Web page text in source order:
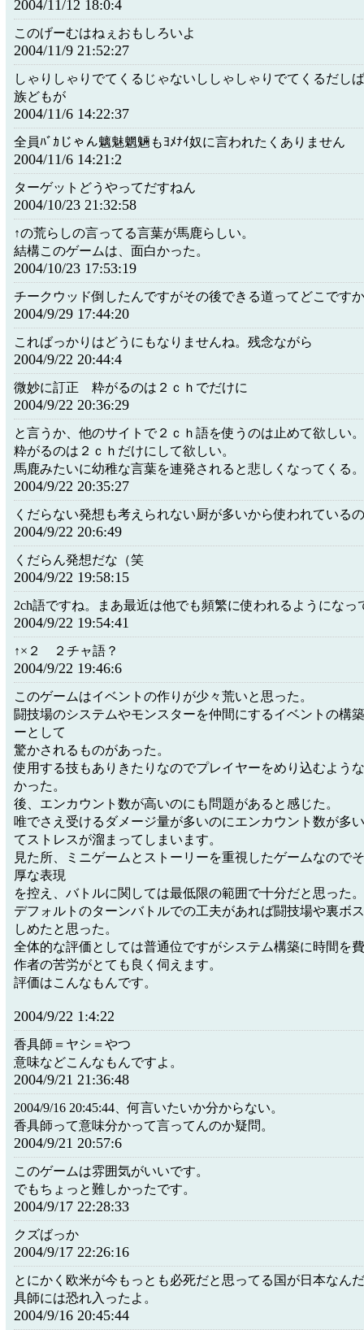
2004/11/12 18:0:4
このげーむはねぇおもしろいよ
2004/11/9 21:52:27
しゃりしゃりでてくるじゃないししゃしゃりでてくるだし
族どもが
2004/11/6 14:22:37
全員ﾊﾞｶじゃん魑魅魍魎もﾖﾒﾅｲ奴に言われたくありません
2004/11/6 14:21:2
ターゲットどうやってだすねん
2004/10/23 21:32:58
↑の荒らしの言ってる言葉が馬鹿らしい。
結構このゲームは、面白かった。
2004/10/23 17:53:19
チークウッド倒したんですがその後できる道ってどこです
2004/9/29 17:44:20
こればっかりはどうにもなりませんね。残念ながら
2004/9/22 20:44:4
微妙に訂正 粋がるのは２ｃｈでだけに
2004/9/22 20:36:29
と言うか、他のサイトで２ｃｈ語を使うのは止めて欲しい。
粋がるのは２ｃｈだけにして欲しい。
馬鹿みたいに幼稚な言葉を連発されると悲しくなってくる。
2004/9/22 20:35:27
くだらない発想も考えられない厨が多いから使われている
2004/9/22 20:6:49
くだらん発想だな（笑
2004/9/22 19:58:15
2ch語ですね。まあ最近は他でも頻繁に使われるようになっ
2004/9/22 19:54:41
↑×２ ２チャ語？
2004/9/22 19:46:6
このゲームはイベントの作りが少々荒いと思った。
闘技場のシステムやモンスターを仲間にするイベントの構
ーとして
驚かされるものがあった。
使用する技もありきたりなのでプレイヤーをめり込むよう
かった。
後、エンカウント数が高いのにも問題があると感じた。
唯でさえ受けるダメージ量が多いのにエンカウント数が多
てストレスが溜まってしまいます。
見た所、ミニゲームとストーリーを重視したゲームなので
厚な表現
を控え、バトルに関しては最低限の範囲で十分だと思った。
デフォルトのターンバトルでの工夫があれば闘技場や裏ボ
しめたと思った。
全体的な評価としては普通位ですがシステム構築に時間を
作者の苦労がとても良く伺えます。
評価はこんなもんです。
2004/9/22 1:4:22
香具師＝ヤシ＝やつ
意味などこんなもんですよ。
2004/9/21 21:36:48
2004/9/16 20:45:44、何言いたいか分からない。
香具師って意味分かって言ってんのか疑問。
2004/9/21 20:57:6
このゲームは雰囲気がいいです。
でもちょっと難しかったです。
2004/9/17 22:28:33
クズばっか
2004/9/17 22:26:16
とにかく欧米が今もっとも必死だと思ってる国が日本なん
具師には恐れ入ったよ。
2004/9/16 20:45:44